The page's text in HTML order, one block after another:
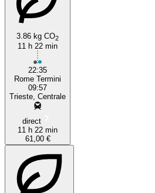
3.86 kg CO2
11 h 22 min
22:35
Rome Termini
09:57
Trieste, Centrale
direct
11 h 22 min
61,00 €